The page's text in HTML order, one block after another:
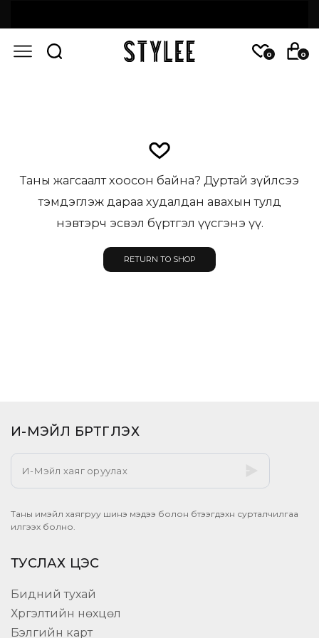
0 0
Таны жагсаалт хоосон байна? Дуртай зүйлсээ
тэмдэглэж дараа худалдан авахын тулд
нэвтэрч эсвэл бүртгэл үүсгэнэ үү.
RETURN TO SHOP
И-МЭЙЛ БҮРТГҮҮЛЭХ​
Таны имэйл хаягруу шинэ мэдээ болон бүтээгдэхүүн сурталчилгаа
илгээх болно.
ТУСЛАХ ЦЭС
Бидний тухай
Хүргэлтийн нөхцөл
Бэлгийн карт